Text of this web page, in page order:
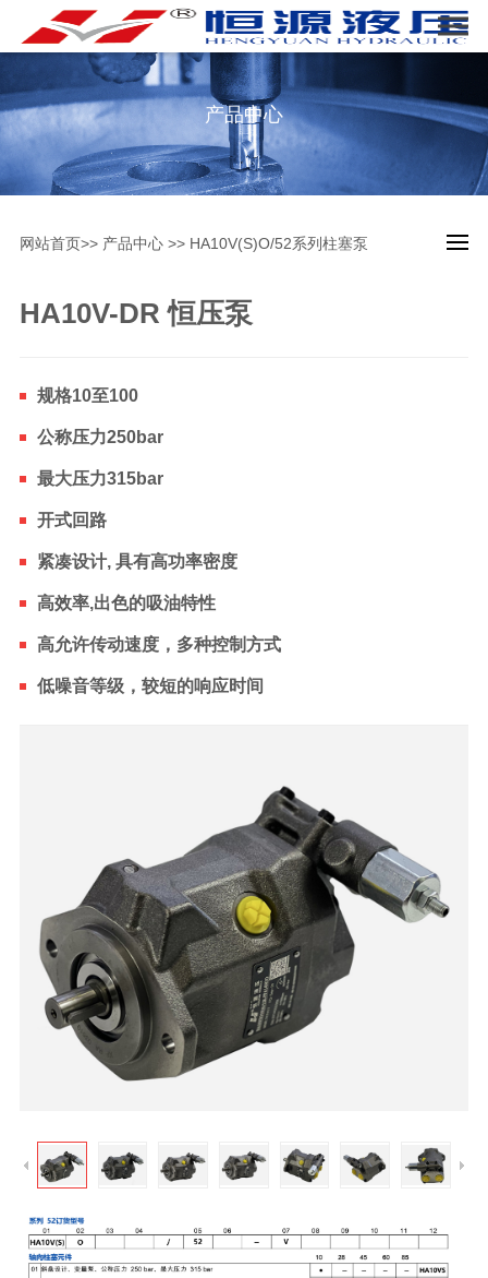
产品中心
网站首页>> 产品中心>> HA10V(S)O/52系列柱塞泵
HA10V-DR 恒压泵
规格10至100
公称压力250bar
最大压力315bar
开式回路
紧凑设计, 具有高功率密度
高效率,出色的吸油特性
高允许传动速度，多种控制方式
低噪音等级，较短的响应时间